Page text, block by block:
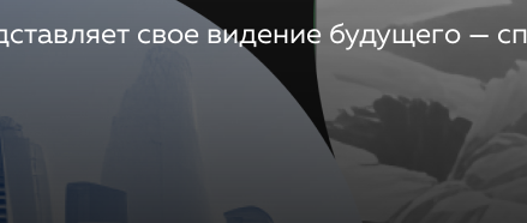
свое видение будущего —